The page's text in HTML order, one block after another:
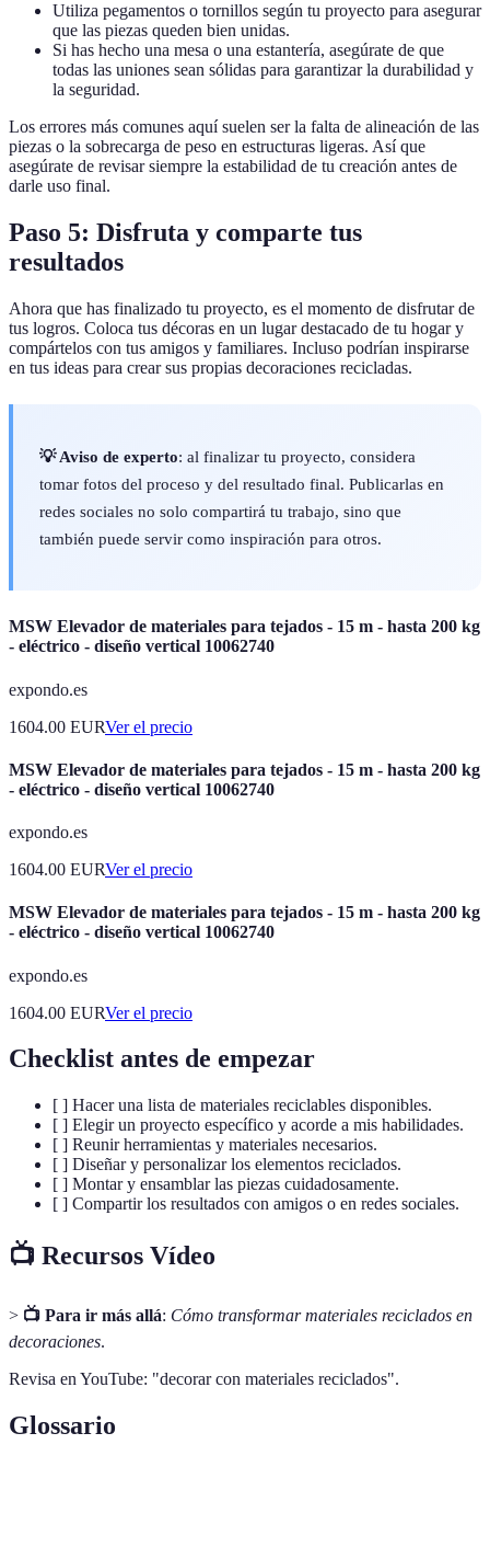
Utiliza pegamentos o tornillos según tu proyecto para asegurar
que las piezas queden bien unidas.
Si has hecho una mesa o una estantería, asegúrate de que
todas las uniones sean sólidas para garantizar la durabilidad y
la seguridad.
Los errores más comunes aquí suelen ser la falta de alineación de las
piezas o la sobrecarga de peso en estructuras ligeras. Así que
asegúrate de revisar siempre la estabilidad de tu creación antes de
darle uso final.
Paso 5: Disfruta y comparte tus
resultados
Ahora que has finalizado tu proyecto, es el momento de disfrutar de
tus logros. Coloca tus décoras en un lugar destacado de tu hogar y
compártelos con tus amigos y familiares. Incluso podrían inspirarse
en tus ideas para crear sus propias decoraciones recicladas.
💡 Aviso de experto: al finalizar tu proyecto, considera
tomar fotos del proceso y del resultado final. Publicarlas en
redes sociales no solo compartirá tu trabajo, sino que
también puede servir como inspiración para otros.
MSW Elevador de materiales para tejados - 15 m - hasta 200 kg
- eléctrico - diseño vertical 10062740
expondo.es
1604.00 EURVer el precio
MSW Elevador de materiales para tejados - 15 m - hasta 200 kg
- eléctrico - diseño vertical 10062740
expondo.es
1604.00 EURVer el precio
MSW Elevador de materiales para tejados - 15 m - hasta 200 kg
- eléctrico - diseño vertical 10062740
expondo.es
1604.00 EURVer el precio
Checklist antes de empezar
[ ] Hacer una lista de materiales reciclables disponibles.
[ ] Elegir un proyecto específico y acorde a mis habilidades.
[ ] Reunir herramientas y materiales necesarios.
[ ] Diseñar y personalizar los elementos reciclados.
[ ] Montar y ensamblar las piezas cuidadosamente.
[ ] Compartir los resultados con amigos o en redes sociales.
📺 Recursos Vídeo
> 📺 Para ir más allá: Cómo transformar materiales reciclados en
decoraciones.
Revisa en YouTube: "decorar con materiales reciclados".
Glossario